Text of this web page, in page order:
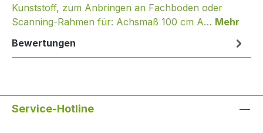
Kunststoff, zum Anbringen an Fachboden oder
Scanning-Rahmen für: Achsmaß 100 cm A… Mehr
Bewertungen
Service-Hotline